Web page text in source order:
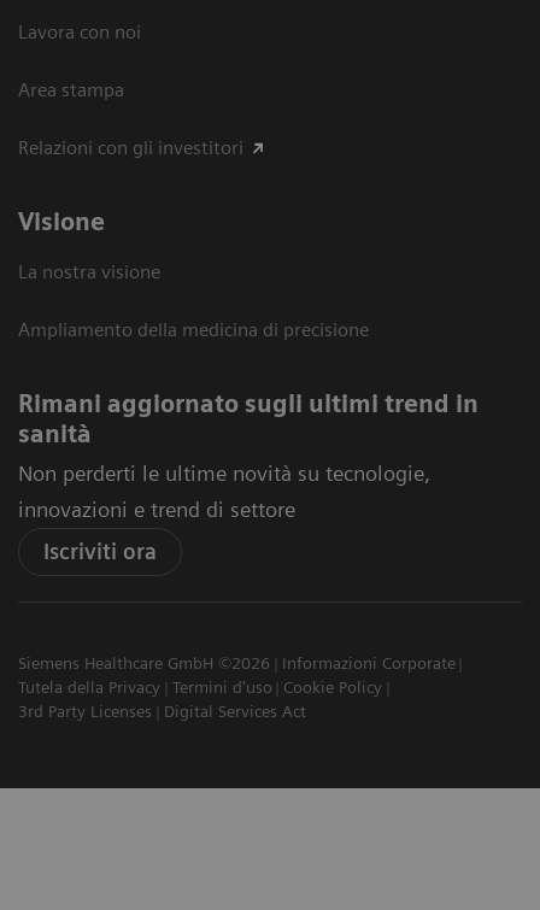
Lavora con noi
Area stampa
Relazioni con gli investitori
Visione
La nostra visione
Ampliamento della medicina di precisione
Rimani aggiornato sugli ultimi trend in
sanità
Non perderti le ultime novità su tecnologie,
innovazioni e trend di settore
Iscriviti ora
Siemens Healthcare GmbH ©2026
Informazioni Corporate
Tutela della Privacy
Termini d'uso
Cookie Policy
3rd Party Licenses
Digital Services Act